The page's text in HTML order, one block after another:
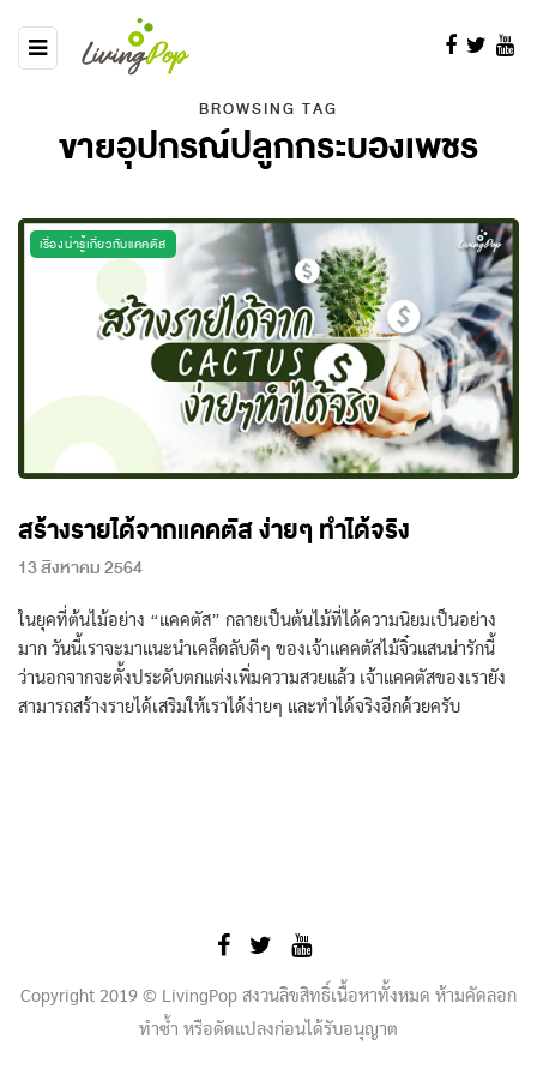
BROWSING TAG
ขายอุปกรณ์ปลูกกระบองเพชร
เรื่องน่ารู้เกี่ยวกับแคคตัส
สร้างรายได้จากแคคตัส ง่ายๆ ทำได้จริง
13 สิงหาคม 2564
ในยุคที่ต้นไม้อย่าง “แคคตัส” กลายเป็นต้นไม้ที่ได้ความนิยมเป็นอย่าง
มาก วันนี้เราจะมาแนะนำเคล็ดลับดีๆ ของเจ้าแคคตัสไม้จิ๋วแสนน่ารักนี้
ว่านอกจากจะตั้งประดับตกแต่งเพิ่มความสวยแล้ว เจ้าแคคตัสของเรายัง
สามารถสร้างรายได้เสริมให้เราได้ง่ายๆ และทำได้จริงอีกด้วยครับ
Copyright 2019 © LivingPop สงวนลิขสิทธิ์เนื้อหาทั้งหมด ห้ามคัดลอก
ทำซ้ำ หรือดัดแปลงก่อนได้รับอนุญาต